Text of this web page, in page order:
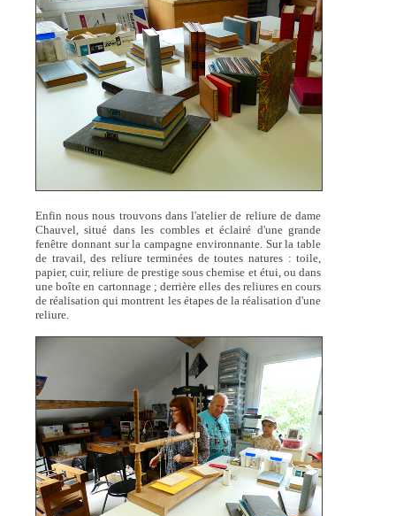
Enfin nous nous trouvons dans l'atelier de reliure de dame
Chauvel, situé dans les combles et éclairé d'une grande
fenêtre donnant sur la campagne environnante. Sur la table
de travail, des reliure terminées de toutes natures : toile,
papier, cuir, reliure de prestige sous chemise et étui, ou dans
une boîte en cartonnage ; derrière elles des reliures en cours
de réalisation qui montrent les étapes de la réalisation d'une
reliure.